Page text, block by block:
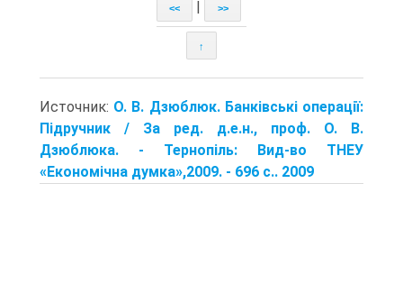
<< >>
↑
Источник: О. В. Дзюблюк. Банківські операції:
Підручник / За ред. д.е.н., проф. О. В.
Дзюблюка. - Тернопіль: Вид-во ТНЕУ
«Економічна думка»,2009. - 696 с.. 2009